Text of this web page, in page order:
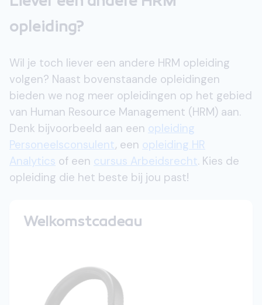
opleiding?
Wil je toch liever een andere HRM opleiding
volgen? Naast bovenstaande opleidingen
bieden we nog meer opleidingen op het gebied
van Human Resource Management (HRM) aan.
Denk bijvoorbeeld aan een opleiding
Personeelsconsulent, een opleiding HR
Analytics of een cursus Arbeidsrecht. Kies de
opleiding die het beste bij jou past!
Welkomstcadeau